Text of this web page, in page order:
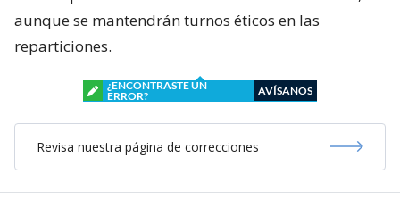
aunque se mantendrán turnos éticos en las
reparticiones.
¿ENCONTRASTE UN
ERROR?
AVÍSANOS
Revisa nuestra página de correcciones